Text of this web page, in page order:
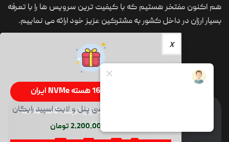
هم اکنون مفتخر هستیم که با کیفیت ترین سرویس ها را با تعرفه
بسیار ارزان در داخل کشور به مشترکین عزیز خود ارائه می نماییم.
کلیه حقوق و محتوای این سایت برای شرکت قائم هاست
محفوظ می باشد.